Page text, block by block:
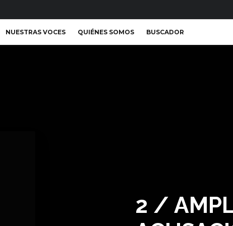
NUESTRAS VOCES QUIÉNES SOMOS BUSCADOR
2 /